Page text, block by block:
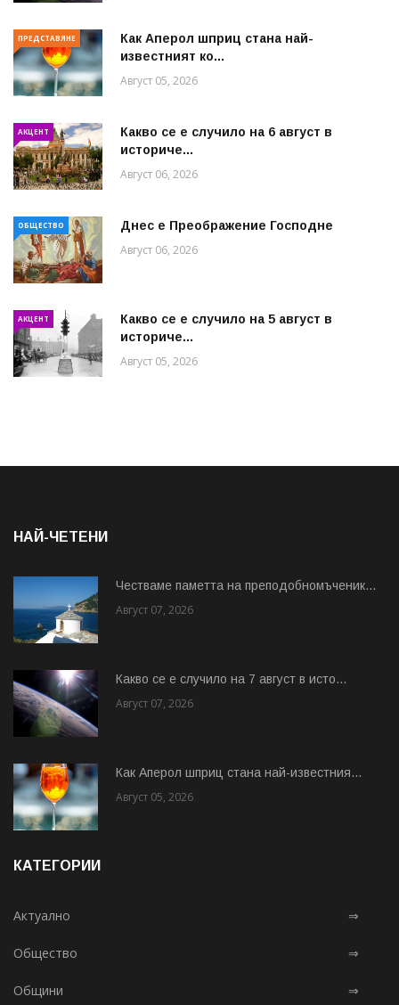
ПРЕДСТАВЯНЕ
Как Аперол шприц стана най-
известният ко...
Август 05, 2026
АКЦЕНТ
Какво се е случило на 6 август в
историче...
Август 06, 2026
ОБЩЕСТВО Днес е Преображение Господне
Август 06, 2026
АКЦЕНТ
Какво се е случило на 5 август в
историче...
Август 05, 2026
НАЙ-ЧЕТЕНИ
Честваме паметта на преподобномъченик...
Август 07, 2026
Какво се е случило на 7 август в исто...
Август 07, 2026
Как Аперол шприц стана най-известния...
Август 05, 2026
КАТЕГОРИИ
Актуално ⇒
Общество ⇒
Общини ⇒